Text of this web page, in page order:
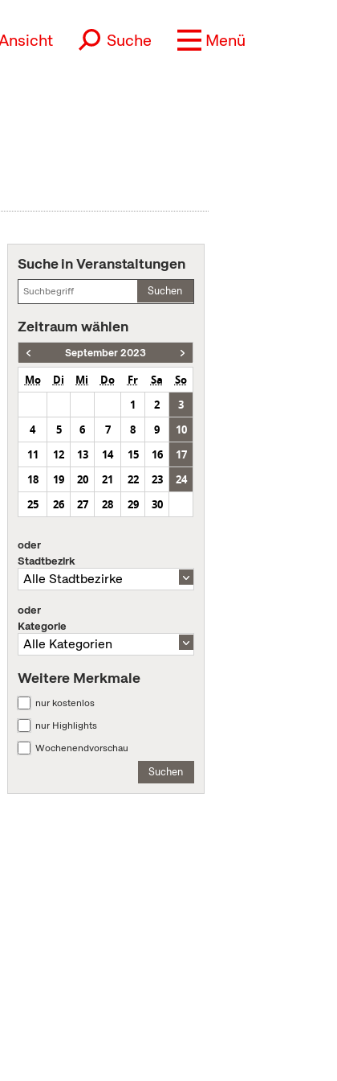
Suche Menü
Suche in Veranstaltungen
Suchen
Zeitraum wählen
September 2023
Mo Di Mi Do Fr Sa
So
1
2
3
4
5 6 7 8 9
10
11
12 13 14 15 16
17
18
19 20 21 22 23
24
25
26 27 28 29 30
oder
Stadtbezirk
oder
Kategorie
Weitere Merkmale
nur kostenlos
nur Highlights
Wochenendvorschau
Suchen